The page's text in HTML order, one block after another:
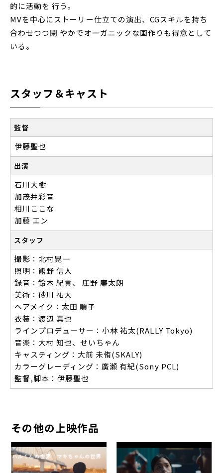
的に活動を 行う。
MVを中心にストーリー仕立ての演出、CGスキルを持ち
合わせつつ閑 やかでオーガニックな画作りも得意として
いる。
スタッフ＆キャスト
監督
伊藤聖也
出演
石川大樹
加茂井彩音
相川ここな
加藤 エン
スタッフ
撮影：北村晃一
照明：熊野 信人
録音：鈴木 紀貴、 庄野 廉太朗
美術：砂川 祐大
ヘアメイク：太田 順子
衣装：渡辺 真也
ラインプロデューサー：小林 祐太(RALLY Tokyo)
音楽：大村 知也、せいちゃん
キャスティング：大前 未侑(SKALY)
カラーグレーディング：廣瀬 有紀(Sony PCL)
監督,脚本：伊藤聖也
その他の上映作品